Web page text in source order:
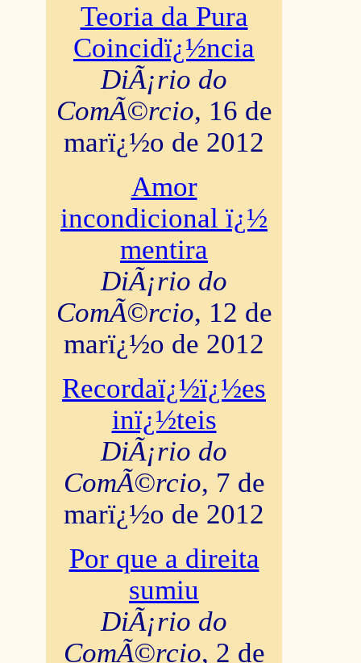
Teoria da Pura
Coincidï¿½ncia
DiÃ¡rio do
ComÃ©rcio, 16 de
marï¿½o de 2012
Amor
incondicional ï¿½
mentira
DiÃ¡rio do
ComÃ©rcio, 12 de
marï¿½o de 2012
Recordaï¿½ï¿½es
inï¿½teis
DiÃ¡rio do
ComÃ©rcio, 7 de
marï¿½o de 2012
Por que a direita
sumiu
DiÃ¡rio do
ComÃ©rcio, 2 de